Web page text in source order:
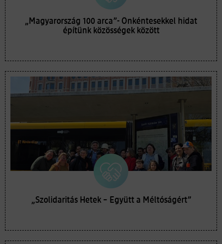
„Magyarország 100 arca”- Önkéntesekkel hidat
építünk közösségek között
„Szolidaritás Hetek – Együtt a Méltóságért”